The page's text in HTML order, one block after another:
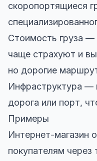
скоропортящиеся
Стоимость груза
чаще страхуют и
но дорогие
Инфраструктура —
дорога или порт,
Примеры
Интернет-магазин
покупателям